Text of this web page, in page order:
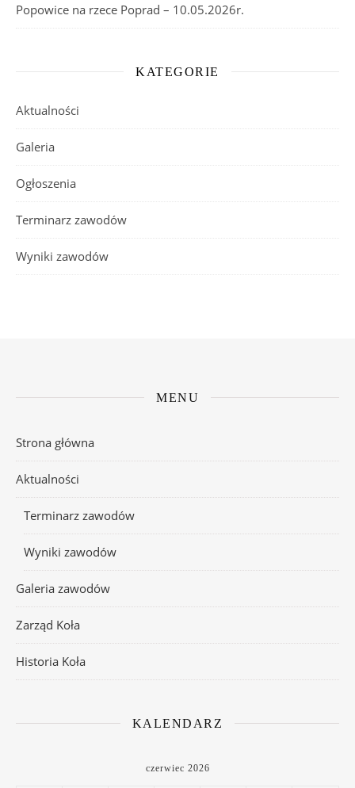
Popowice na rzece Poprad – 10.05.2026r.
KATEGORIE
Aktualności
Galeria
Ogłoszenia
Terminarz zawodów
Wyniki zawodów
MENU
Strona główna
Aktualności
Terminarz zawodów
Wyniki zawodów
Galeria zawodów
Zarząd Koła
Historia Koła
KALENDARZ
czerwiec 2026